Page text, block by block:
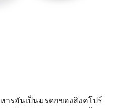
ารอันเป็นมรดกของสิงคโปร์